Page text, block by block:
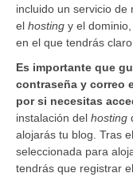
incluido un servicio de
el hosting y el
en el que tendrás
Es importante que
contraseña y correo
por si necesitas
instalación del hosting
alojarás tu blog. Tras
seleccionada para
tendrás que registrar